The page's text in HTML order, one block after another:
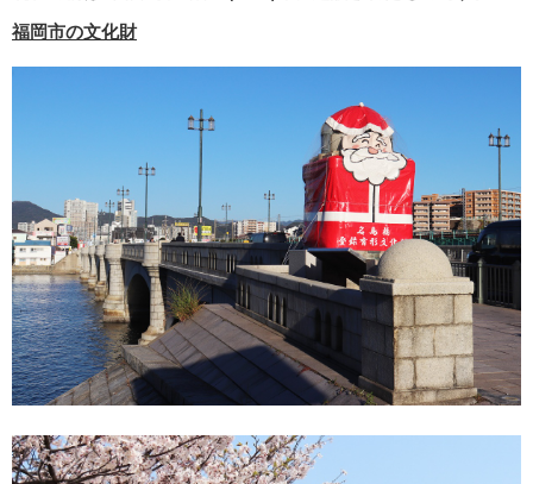
福岡市の文化財